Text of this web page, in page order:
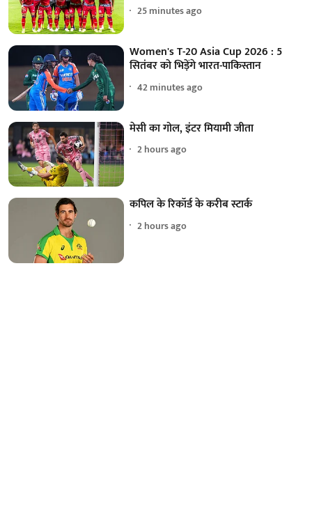
25 minutes ago
Women's T-20 Asia Cup 2026 : 5
सितंबर को भिड़ेंगे भारत-पाकिस्तान
42 minutes ago
मेसी का गोल, इंटर मियामी जीता
2 hours ago
कपिल के रिकॉर्ड के करीब स्टार्क
2 hours ago